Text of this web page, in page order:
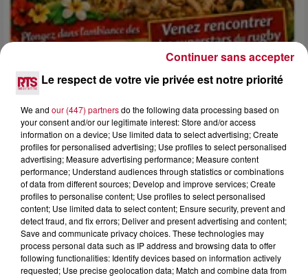
4 août 2026
FÊTE DE LA POLYNÉSIE À VILLEVEYRAC
Le respect de votre vie privée est notre priorité
We and our (447) partnersdo the following data processing based on
your consent and/or our legitimate interest: Store and/or access
information on a device; Use limited data to select advertising; Create
profiles for personalised advertising; Use profiles to select personalised
advertising; Measure advertising performance; Measure content
performance; Understand audiences through statistics or combinations
of data from different sources; Develop and improve services; Create
profiles to personalise content; Use profiles to select personalised
content; Use limited data to select content; Ensure security, prevent and
detect fraud, and fix errors; Deliver and present advertising and content;
Save and communicate privacy choices. These technologies may
process personal data such as IP address and browsing data to offer
following functionalities: Identify devices based on information actively
requested; Use precise geolocation data; Match and combine data from
Continuer sans accepter